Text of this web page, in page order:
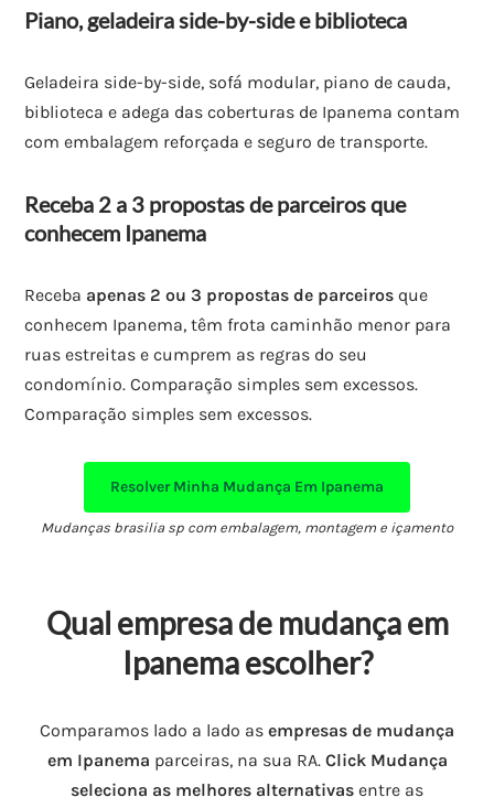
Piano, geladeira side-by-side e biblioteca
Geladeira side-by-side, sofá modular, piano de cauda,
biblioteca e adega das coberturas de Ipanema contam
com embalagem reforçada e seguro de transporte.
Receba 2 a 3 propostas de parceiros que
conhecem Ipanema
Receba apenas 2 ou 3 propostas de parceiros que
conhecem Ipanema, têm frota caminhão menor para
ruas estreitas e cumprem as regras do seu
condomínio. Comparação simples sem excessos.
Comparação simples sem excessos.
Resolver Minha Mudança Em Ipanema
Mudanças brasilia sp com embalagem, montagem e içamento
Qual empresa de mudança em
Ipanema escolher?
Comparamos lado a lado as empresas de mudança
em Ipanema parceiras, na sua RA. Click Mudança
seleciona as melhores alternativas entre as